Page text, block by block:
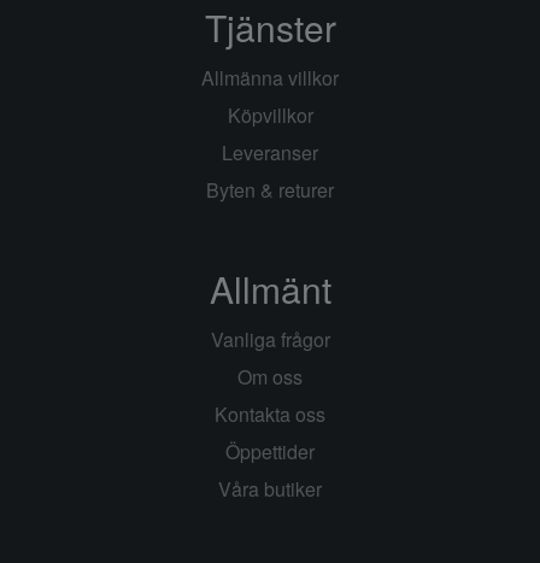
Tjänster
Allmänna villkor
Köpvillkor
Leveranser
Byten & returer
Allmänt
Vanliga frågor
Om oss
Kontakta oss
Öppettider
Våra butiker